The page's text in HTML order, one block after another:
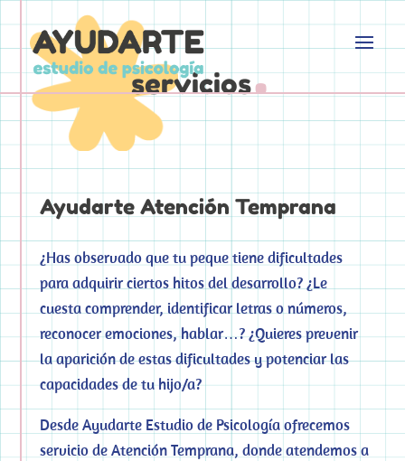
servicios.
Ayudarte Atención Temprana
¿Has observado que tu peque tiene dificultades
para adquirir ciertos hitos del desarrollo? ¿Le
cuesta comprender, identificar letras o números,
reconocer emociones, hablar…? ¿Quieres prevenir
la aparición de estas dificultades y potenciar las
capacidades de tu hijo/a?
Desde Ayudarte Estudio de Psicología ofrecemos
servicio de Atención Temprana, donde atendemos a